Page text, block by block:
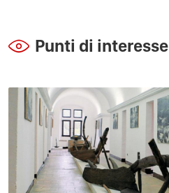
Punti di interesse